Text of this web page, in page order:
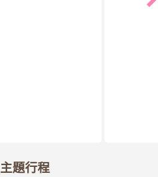
主題行程